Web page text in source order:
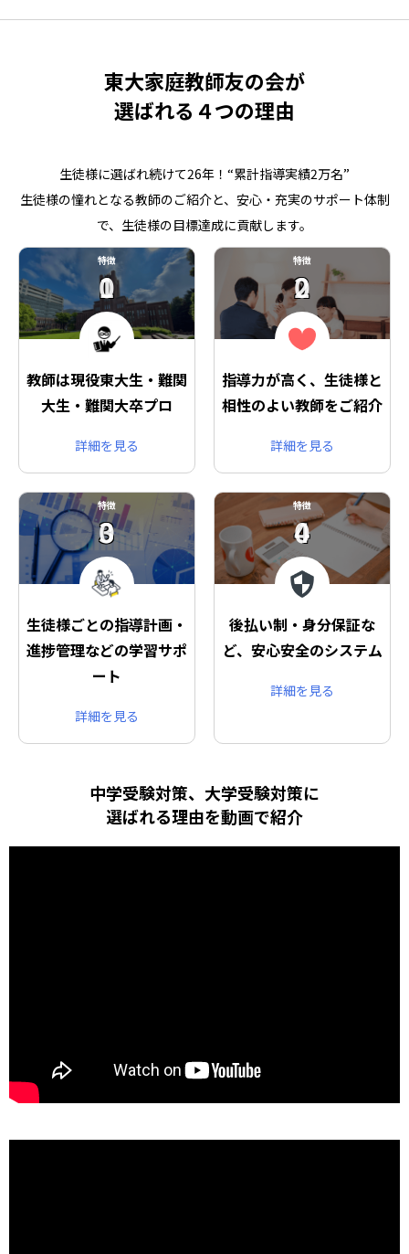
東大家庭教師友の会が
選ばれる４つの理由
生徒様に選ばれ続けて26年！“累計指導実績2万名”
生徒様の憧れとなる教師のご紹介と、安心・充実のサポート体制
で、生徒様の目標達成に貢献します。
特徴
01
教師は現役東大生・難関
大生・難関大卒プロ
詳細を見る
特徴
02
指導力が高く、生徒様と
相性のよい教師をご紹介
詳細を見る
特徴
03
生徒様ごとの指導計画・
進捗管理などの学習サポ
ート
詳細を見る
特徴
04
後払い制・身分保証な
ど、安心安全のシステム
詳細を見る
中学受験対策、大学受験対策に
選ばれる理由を動画で紹介